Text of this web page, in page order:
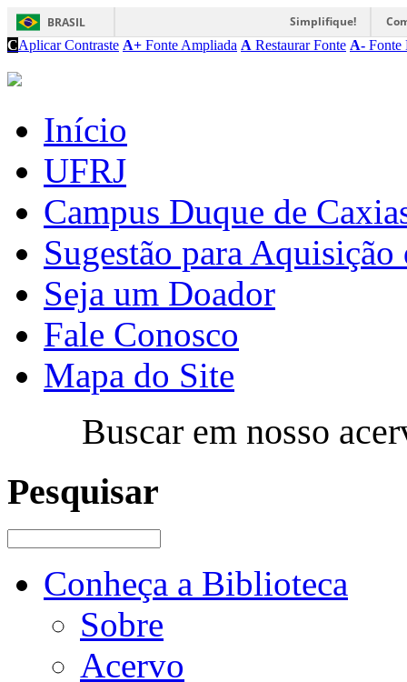
BRASIL Simplifique!
CAplicar Contraste A+ Fonte Ampliada A Restaurar Fonte A- Fonte
Início
UFRJ
Campus Duque de
Sugestão para
Seja um Doador
Fale Conosco
Mapa do Site
Buscar em nosso
Pesquisar
Conheça a Biblioteca
Sobre
Acervo